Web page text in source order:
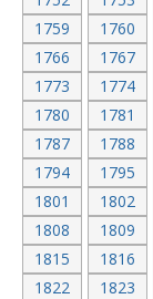
1759
1760
1766
1767
1773
1774
1780
1781
1787
1788
1794
1795
1801
1802
1808
1809
1815
1816
1822
1823